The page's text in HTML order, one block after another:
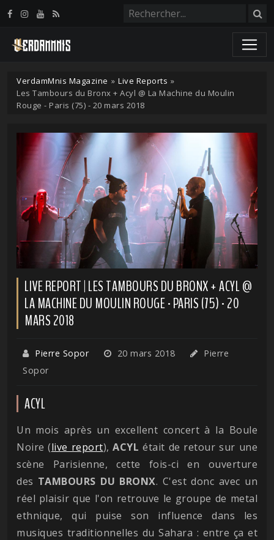
VerdamMnis Magazine » Live Reports »
Les Tambours du Bronx + Acyl @ La Machine du Moulin
Rouge - Paris (75) - 20 mars 2018
LIVE REPORT | LES TAMBOURS DU BRONX + ACYL @
LA MACHINE DU MOULIN ROUGE - PARIS (75) - 20
MARS 2018
Pierre Sopor 20 mars 2018
Pierre
Sopor
ACYL
Un mois après un excellent concert à la Boule
Noire (live report),ACYL était de retour sur une
scène Parisienne, cette fois-ci en ouverture
des TAMBOURS DU BRONX. C'est donc avec un
réel plaisir que l'on retrouve le groupe de metal
ethnique, qui puise son influence dans les
musiques traditionnelles du Sahara : entre ça et
Panneau de gestion des cookies